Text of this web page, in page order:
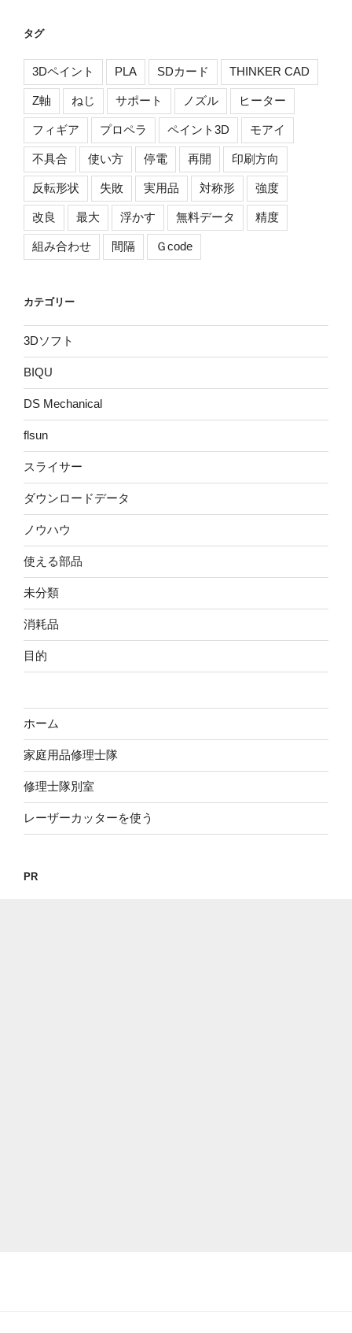
タグ
3Dペイント PLA SDカード THINKER CAD
Z軸 ねじ サポート ノズル ヒーター
フィギア プロペラ ペイント3D モアイ
不具合 使い方 停電 再開 印刷方向
反転形状 失敗 実用品 対称形 強度
改良 最大 浮かす 無料データ 精度
組み合わせ 間隔 Ｇcode
カテゴリー
3Dソフト
BIQU
DS Mechanical
flsun
スライサー
ダウンロードデータ
ノウハウ
使える部品
未分類
消耗品
目的
ホーム
家庭用品修理士隊
修理士隊別室
レーザーカッターを使う
PR